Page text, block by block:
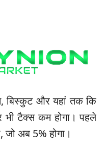
बिस्कुट और यहां तक कि
टैक्स कम होगा। पहले
अब 5% होगा।